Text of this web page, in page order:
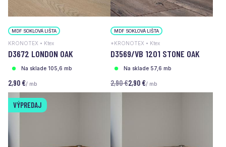
MDF SOKLOVÁ LIŠTA
KRONOTEX • Ktex
D3672 LONDON OAK
Na sklade 105,6 mb
2,90 €/ mb
MDF SOKLOVÁ LIŠTA
*KRONOTEX • Ktex
D3569/VB 1201 STONE OAK
Na sklade 57,6 mb
2,90 €2,90 €/ mb
VÝPREDAJ